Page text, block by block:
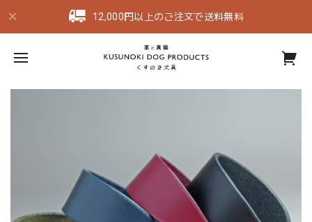
12,000円以上のご注文で送料無料